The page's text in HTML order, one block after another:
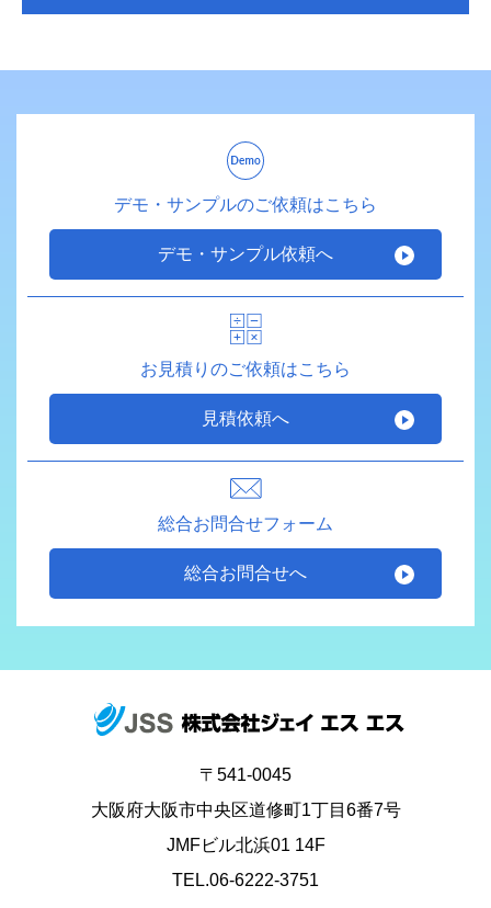
デモ・サンプルのご依頼はこちら
デモ・サンプル依頼へ
お見積りのご依頼はこちら
見積依頼へ
総合お問合せフォーム
総合お問合せへ
〒541-0045
大阪府大阪市中央区道修町1丁目6番7号
JMFビル北浜01 14F
TEL.06-6222-3751